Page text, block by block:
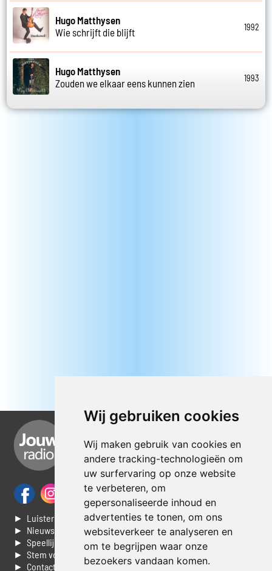
Wij gebruiken cookies
Wij maken gebruik van cookies en
andere tracking-technologieën om
uw surfervaring op onze website
te verbeteren, om
gepersonaliseerde inhoud en
advertenties te tonen, om ons
websiteverkeer te analyseren en
om te begrijpen waar onze
bezoekers vandaan komen.
Hugo Matthysen
Wie schrijft die blijft
1992
Hugo Matthysen
Zouden we elkaar eens kunnen zien
1993
► Luisteren naar Jouwradio
► Nieuws
► Speellijst
► Stem voor de Dag top 3
► Contacteer ons